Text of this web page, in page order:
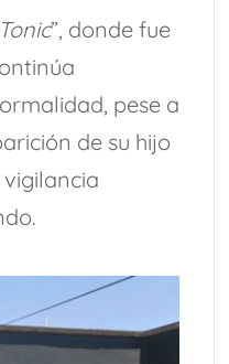
”, donde fue
pese a
de su hijo